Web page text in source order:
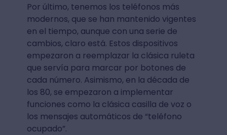
Por último, tenemos los teléfonos más
modernos, que se han mantenido vigentes
en el tiempo, aunque con una serie de
cambios, claro está. Estos dispositivos
empezaron a reemplazar la clásica ruleta
que servía para marcar por botones de
cada número. Asimismo, en la década de
los 80, se empezaron a implementar
funciones como la clásica casilla de voz o
los mensajes automáticos de “teléfono
ocupado”.